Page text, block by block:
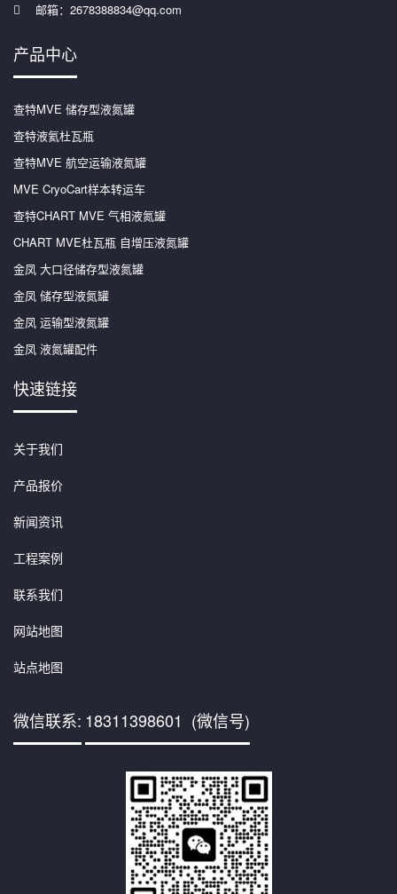
邮箱：2678388834@qq.com
产品中心
查特MVE 储存型液氮罐
查特液氦杜瓦瓶
查特MVE 航空运输液氮罐
MVE CryoCart样本转运车
查特CHART MVE 气相液氮罐
CHART MVE杜瓦瓶 自增压液氮罐
金凤 大口径储存型液氮罐
金凤 储存型液氮罐
金凤 运输型液氮罐
金凤 液氮罐配件
快速链接
关于我们
产品报价
新闻资讯
工程案例
联系我们
网站地图
站点地图
微信联系: 18311398601 (微信号)